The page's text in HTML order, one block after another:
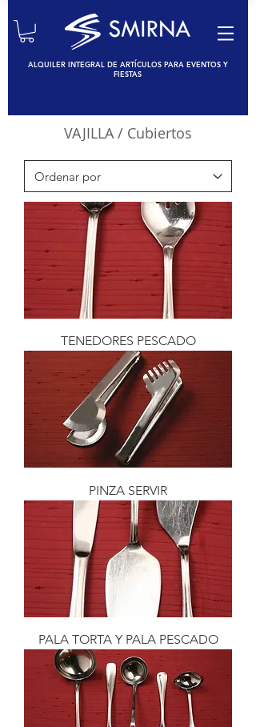
ALQUILER INTEGRAL DE ARTÍCULOS PARA EVENTOS Y
FIESTAS
VAJILLA/ Cubiertos
TENEDORES PESCADO
PINZA SERVIR
PALA TORTA Y PALA PESCADO